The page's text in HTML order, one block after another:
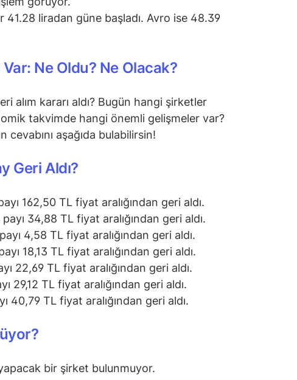
41.28 liradan güne başladı. Avro ise 48.39
Ne Oldu? Ne Olacak?
alım kararı aldı? Bugün hangi şirketler
takvimde hangi önemli gelişmeler var?
cevabını aşağıda bulabilirsin!
Geri Aldı?
162,50 TL fiyat aralığından geri aldı.
34,88 TL fiyat aralığından geri aldı.
4,58 TL fiyat aralığından geri aldı.
18,13 TL fiyat aralığından geri aldı.
22,69 TL fiyat aralığından geri aldı.
29,12 TL fiyat aralığından geri aldı.
40,79 TL fiyat aralığından geri aldı.
bir şirket bulunmuyor.